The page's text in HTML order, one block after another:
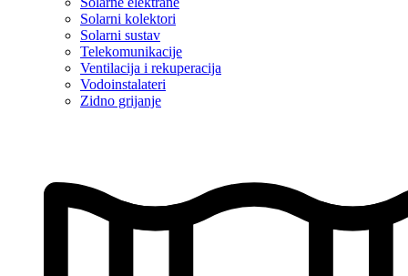
Solarni kolektori
Solarni sustav
Telekomunikacije
Ventilacija i rekuperacija
Vodoinstalateri
Zidno grijanje